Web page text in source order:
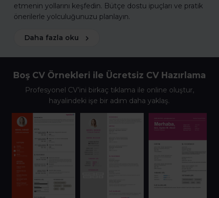
etmenin yollarını keşfedin. Bütçe dostu ipuçları ve pratik
önerilerle yolculuğunuzu planlayın.
Daha fazla oku
Boş CV Örnekleri ile Ücretsiz CV Hazırlama
Profesyonel CV’ini birkaç tıklama ile online oluştur,
hayalindeki işe bir adım daha yaklaş.